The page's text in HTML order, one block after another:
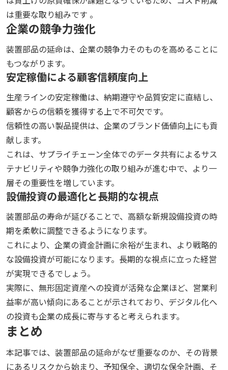
は重要な取り組みです 。
企業の競争力強化
装置部品の延命は、企業の競争力そのものを高めることに
もつながります。
安定稼働による顧客信頼度向上
生産ラインの安定稼働は、納期遵守や品質安定に直結し、
顧客からの信頼を獲得する上で不可欠です。
信頼性の高い製品提供は、企業のブランド価値向上にも貢
献します。
これは、サプライチェーン全体でのデータ共有によるサス
テナビリティや競争力強化の取り組みが進む中で、より一
層その重要性を増しています。
設備投資の最適化と長期的な視点
装置部品の寿命が延びることで、高額な新規設備投資の時
期を柔軟に調整できるようになります。
これにより、企業の資金計画に余裕が生まれ、より戦略的
な設備投資が可能になります。長期的な視点に立った経営
が実現できるでしょう。
実際に、無形固定資産への投資が活発な企業ほど、営業利
益率が高い傾向にあることが示されており、デジタル化へ
の投資も企業の成長に寄与すると考えられます。
まとめ
本記事では、装置部品の延命がなぜ重要なのか、その背景
にあるリスクから始まり、予知保全、適切な保全計画、そ